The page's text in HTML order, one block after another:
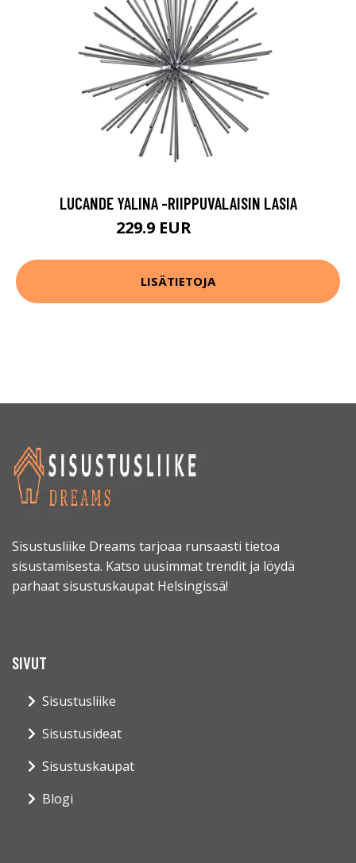
LUCANDE YALINA -RIIPPUVALAISIN LASIA
229.9 EUR
LISÄTIETOJA
Sisustusliike Dreams tarjoaa runsaasti tietoa
sisustamisesta. Katso uusimmat trendit ja löydä
parhaat sisustuskaupat Helsingissä!
SIVUT
Sisustusliike
Sisustusideat
Sisustuskaupat
Blogi